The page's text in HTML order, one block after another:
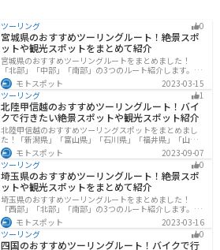
ツーリング 0
宮城県のおすすめツーリングルート！絶景スポ
ットや観光スポットをまとめて紹介
宮城県のおすすめツーリングルートをまとめました！
「北部」「中部」「南部」の3つのルート紹介します。キ
ツネ村や広大な山や滝、湖などを歴史や自然を満喫する
ツーリングができます。バイクで宮城県にツーリングに
行く際は参考にしてください。
モトスポット
2023-03-15
ツーリング
1
北陸甲信越のおすすめツーリングルート！バイ
クで行きたい絶景スポットや観光スポット紹介
北陸甲信越のおすすめツーリングスポットをまとめまし
た！「新潟県」「富山県」「石川県」「福井県」「山梨
県」「長野県」の各県の観光地紹介します。自然豊かな
山々や湖、温泉地が点在し、四季折々の景色を楽しめる
スポットが多数あります。バイクで北陸甲信越にツーリ
ングに行く際は参考にしてください。
モトスポット
2023-09-07
ツーリング
0
埼玉県のおすすめツーリングルート！絶景スポ
ットや観光スポットをまとめて紹介
埼玉県のおすすめツーリングルートをまとめました！
「西部」「北部」「南部」の3つのルート紹介します。自
然豊かな西側と街中の東側で違った楽しみ方ができま
す。バイクで埼玉県にツーリングに行く際は参考にして
ください。
モトスポット
2023-03-16
ツーリング
0
四国のおすすめツーリングルート！バイクで行